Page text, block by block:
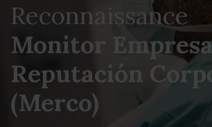
Reconnaissance
Monitor
Reputación
(Merco)